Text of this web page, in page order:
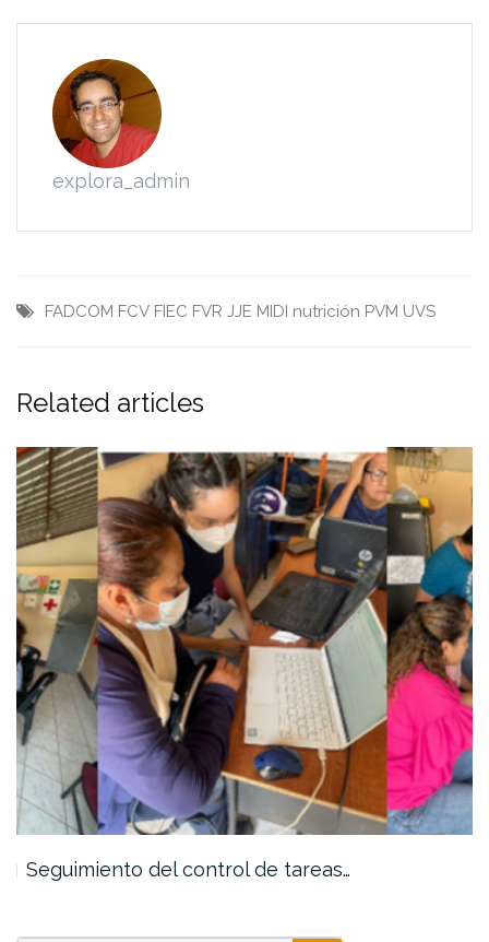
explora_admin
FADCOM FCV FIEC FVR JJE MIDI nutrición PVM UVS
Related articles
Seguimiento del control de tareas…